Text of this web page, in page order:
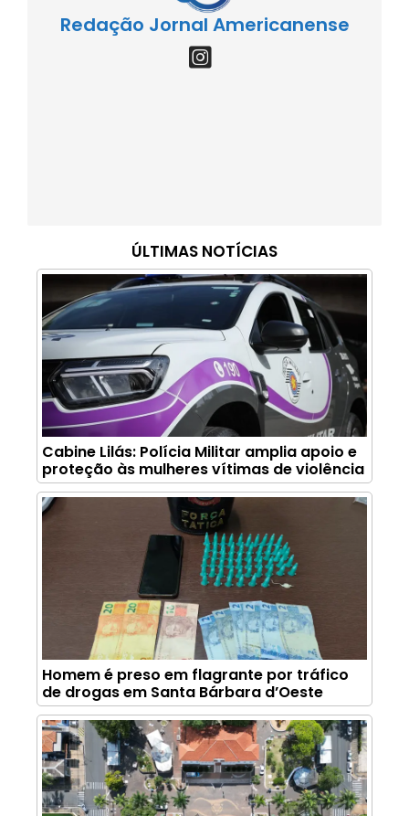
Redação Jornal Americanense
ÚLTIMAS NOTÍCIAS
Cabine Lilás: Polícia Militar amplia apoio e
proteção às mulheres vítimas de violência
Homem é preso em flagrante por tráfico
de drogas em Santa Bárbara d’Oeste